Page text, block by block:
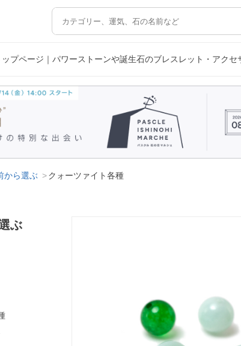
プページ｜パワーストーンや誕生石のブレスレット・アクセ
から選ぶ クォーツァイト各種
ぶ